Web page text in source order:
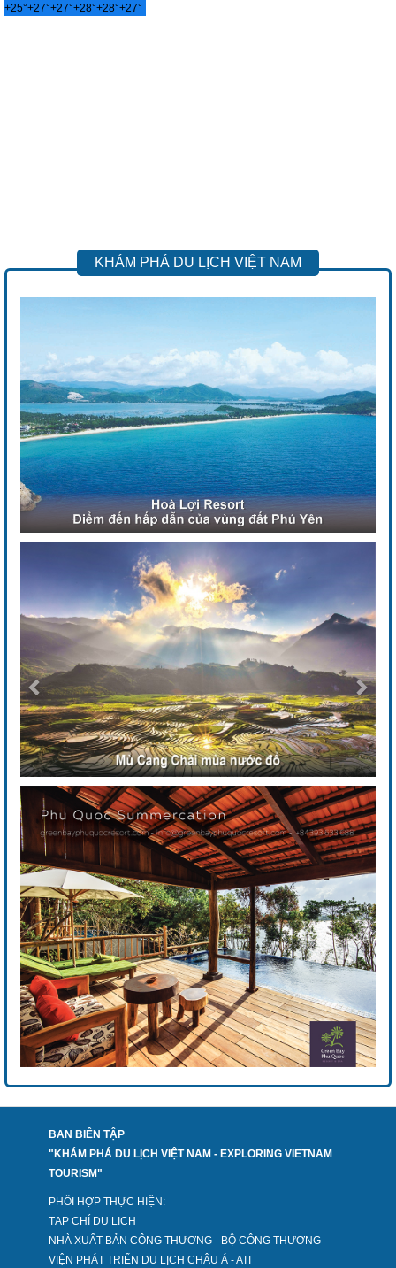
+25°+27°+27°+28°+28°+27°
KHÁM PHÁ DU LỊCH VIỆT NAM
BAN BIÊN TẬP
"KHÁM PHÁ DU LỊCH VIỆT NAM - EXPLORING VIETNAM
TOURISM"
PHỐI HỢP THỰC HIỆN:
TẠP CHÍ DU LỊCH
NHÀ XUẤT BẢN CÔNG THƯƠNG - BỘ CÔNG THƯƠNG
VIỆN PHÁT TRIỂN DU LỊCH CHÂU Á - ATI